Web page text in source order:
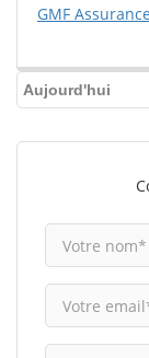
GMF
Aujourd'hui